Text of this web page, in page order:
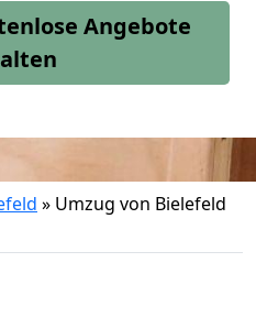
Angebote
» Umzug von Bielefeld